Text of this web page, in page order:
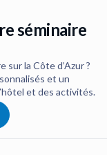
séminaire
sur la Côte d’Azur ?
et un
et des activités.